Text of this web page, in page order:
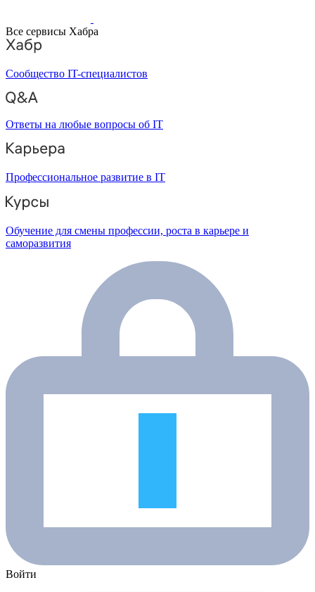
Все сервисы Хабра
Сообщество IT-специалистов
Ответы на любые вопросы об IT
Профессиональное развитие в IT
Обучение для смены профессии, роста в карьере и
саморазвития
Войти